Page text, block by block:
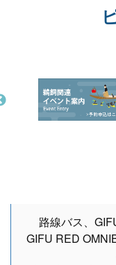
路線バス、
GIFU RED